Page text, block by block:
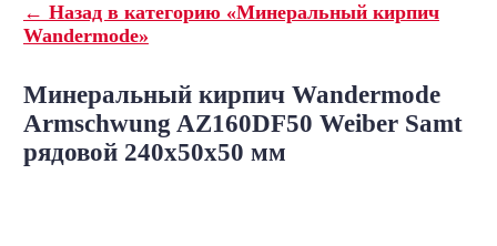
← Назад в категорию «Минеральный кирпич
Wandermode»
Минеральный кирпич Wandermode
Armschwung AZ160DF50 Weiber Samt
рядовой 240x50x50 мм